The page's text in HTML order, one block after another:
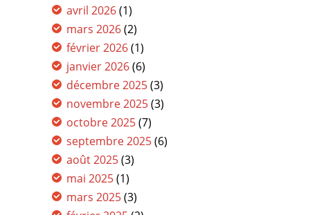
avril 2026(1)
mars 2026(2)
février 2026(1)
janvier 2026(6)
décembre 2025(3)
novembre 2025(3)
octobre 2025(7)
septembre 2025(6)
août 2025(3)
mai 2025(1)
mars 2025(3)